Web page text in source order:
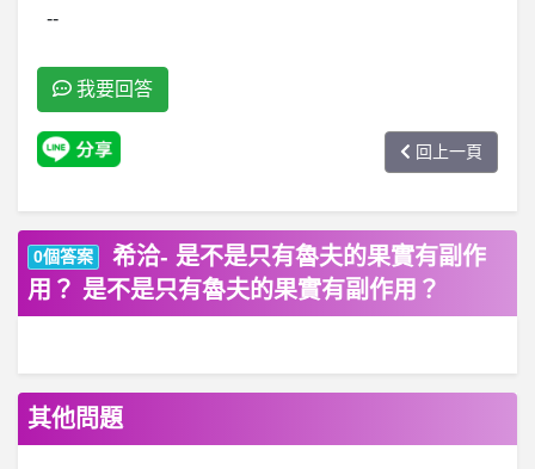
--
我要回答
回上一頁
0個答案
希洽- 是不是只有魯夫的果實有副作
用？ 是不是只有魯夫的果實有副作用？
其他問題